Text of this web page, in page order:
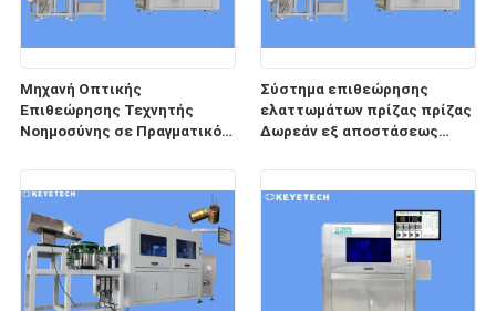
Μηχανή Οπτικής
Επιθεώρησης Τεχνητής
Νοημοσύνης σε Πραγματικό
Σταγονόμετρου
Σύστημα επιθεώρησης
ελαττωμάτων πρίζας πρίζας
Δωρεάν εξ αποστάσεως